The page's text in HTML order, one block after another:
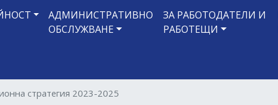
АДМИНИСТРАТИВНО
ОБСЛУЖВАНЕ
ЗА РАБОТОДАТЕЛИ И
РАБОТЕЩИ
стратегия 2023-2025